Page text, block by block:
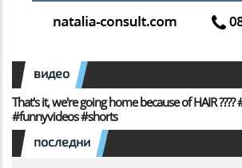
видео
That's it, we're going home because of HAIR ????
#funnyvideos #shorts
последни